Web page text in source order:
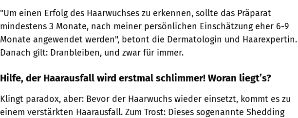
"Um einen Erfolg des Haarwuchses zu erkennen, sollte das Präparat
mindestens 3 Monate, nach meiner persönlichen Einschätzung eher 6-9
Monate angewendet werden", betont die Dermatologin und Haarexpertin.
Danach gilt: Dranbleiben, und zwar für immer.
Hilfe, der Haarausfall wird erstmal schlimmer! Woran liegt’s?
Klingt paradox, aber: Bevor der Haarwuchs wieder einsetzt, kommt es zu
einem verstärkten Haarausfall. Zum Trost: Dieses sogenannte Shedding